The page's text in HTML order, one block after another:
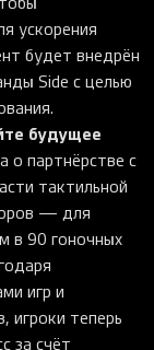
ускорения
будет внедрён
Side с целью
будущее
о партнёрстве с
тактильной
— для
в 90 гоночных
игр и
игроки теперь
за счёт